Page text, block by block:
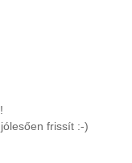
frissít :-)